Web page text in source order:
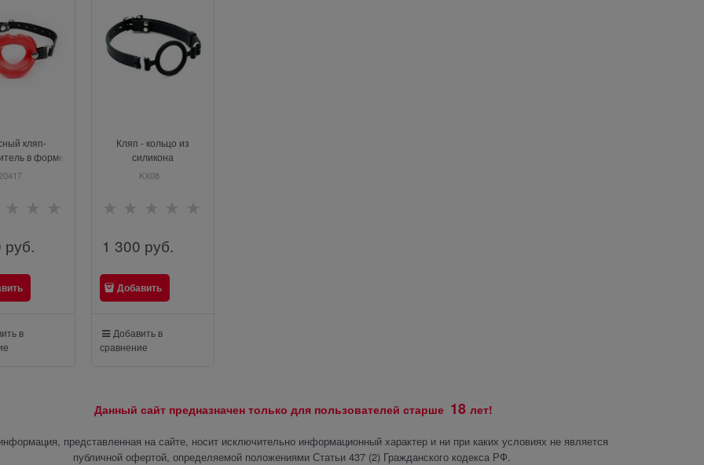
кляп-
в форме
на черных
20417
руб.
в
Кляп - кольцо из
силикона
KX08
1 300 руб.
Добавить
Добавить в
сравнение
Данный сайт предназначен только для пользователей старше 18 лет!
представленная на сайте, носит исключительно информационный характер и ни при каких условиях не является
публичной офертой, определяемой положениями Статьи 437 (2) Гражданского кодекса РФ.